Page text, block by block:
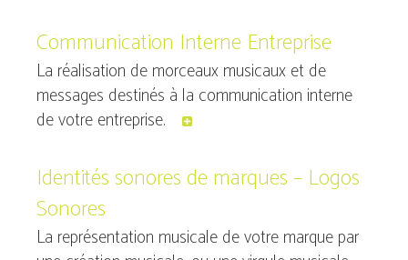
Communication Interne Entreprise
La réalisation de morceaux musicaux et de
messages destinés à la communication interne
de votre entreprise.
Identités sonores de marques – Logos
Sonores
La représentation musicale de votre marque par